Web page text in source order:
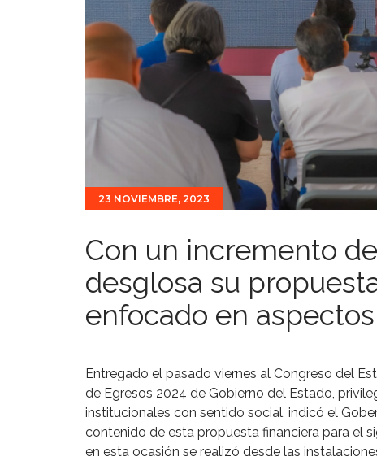
23 NOVIEMBRE, 2023
Con un incremento
desglosa su
enfocado en
Entregado el pasado viernes al Congreso del
de Egresos 2024 de Gobierno del Estado,
institucionales con sentido social, indicó el
contenido de esta propuesta financiera para el
en esta ocasión se realizó desde las